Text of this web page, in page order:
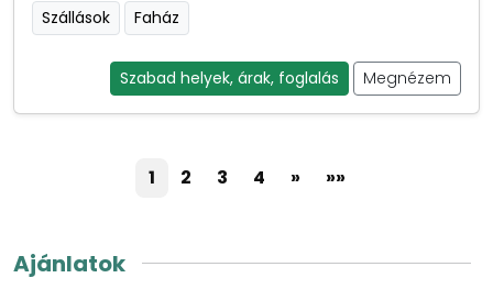
Szállások Faház
Szabad helyek, árak, foglalás Megnézem
1 2 3 4 » »»
Ajánlatok